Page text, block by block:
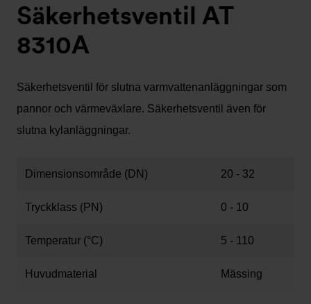
Säkerhetsventil AT
8310A
Säkerhetsventil för slutna varmvattenanläggningar som
pannor och värmeväxlare. Säkerhetsventil även för
slutna kylanläggningar.
Dimensionsområde (DN) 20 - 32
Tryckklass (PN) 0 - 10
Temperatur (°C) 5 - 110
Huvudmaterial Mässing